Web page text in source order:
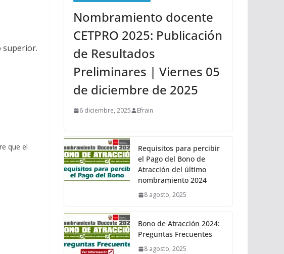
superior.
que el
Nombramiento docente
CETPRO 2025: Publicación
de Resultados
Preliminares | Viernes 05
de diciembre de 2025
6 diciembre, 2025 Efrain
Requisitos para percibir
el Pago del Bono de
Atracción del último
nombramiento 2024
8 agosto, 2025
Bono de Atracción 2024:
Preguntas Frecuentes
8 agosto, 2025